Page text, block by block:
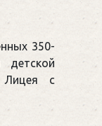
350-
Лицея с